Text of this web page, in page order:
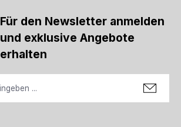
Für den Newsletter anmelden
und exklusive Angebote
erhalten